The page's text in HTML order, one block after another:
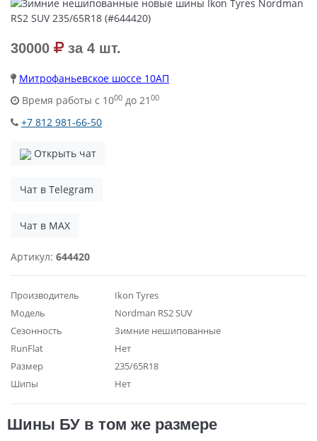
30000 за 4 шт.
Митрофаньевское шоссе 10АП
Время работы с 1000 до 21 00
+7 812 981-66-50
Открыть чат
Чат в Telegram
Чат в MAX
Артикул: 644420
Производитель
Ikon Tyres
Модель
Nordman RS2 SUV
Сезонность
Зимние нешипованные
RunFlat
Нет
Размер
235/65R18
Шипы
Нет
Шины БУ в том же размере